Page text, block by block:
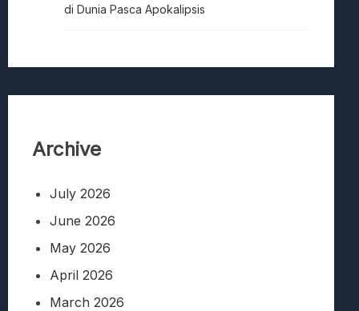
di Dunia Pasca Apokalipsis
Archive
July 2026
June 2026
May 2026
April 2026
March 2026